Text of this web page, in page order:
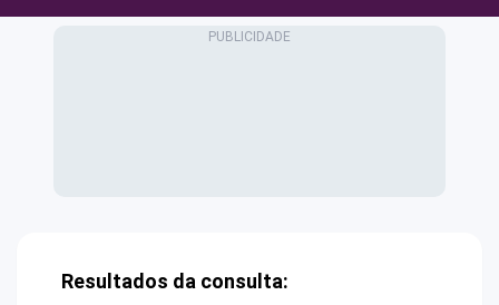
Resultados da consulta: